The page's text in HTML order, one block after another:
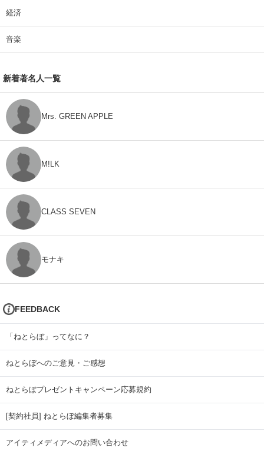
経済
音楽
新着著名人一覧
Mrs. GREEN APPLE
M!LK
CLASS SEVEN
モナキ
FEEDBACK
「ねとらぼ」ってなに？
ねとらぼへのご意見・ご感想
ねとらぼプレゼントキャンペーン応募規約
[契約社員] ねとらぼ編集者募集
アイティメディアへのお問い合わせ